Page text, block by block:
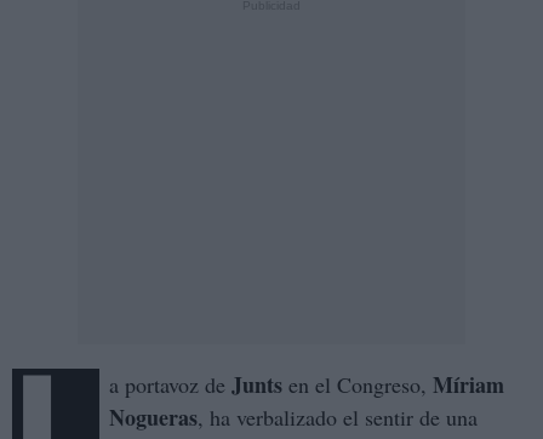
a portavoz de Junts en el Congreso, Míriam
Nogueras, ha verbalizado el sentir de una